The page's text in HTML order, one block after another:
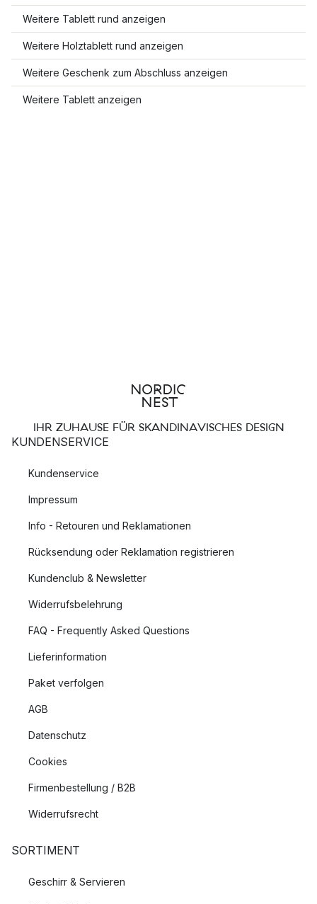
Weitere Tablett rund anzeigen
Weitere Holztablett rund anzeigen
Weitere Geschenk zum Abschluss anzeigen
Weitere Tablett anzeigen
IHR ZUHAUSE FÜR SKANDINAVISCHES DESIGN
KUNDENSERVICE
Kundenservice
Impressum
Info - Retouren und Reklamationen
Rücksendung oder Reklamation registrieren
Kundenclub & Newsletter
Widerrufsbelehrung
FAQ - Frequently Asked Questions
Lieferinformation
Paket verfolgen
AGB
Datenschutz
Cookies
Firmenbestellung / B2B
Widerrufsrecht
SORTIMENT
Geschirr & Servieren